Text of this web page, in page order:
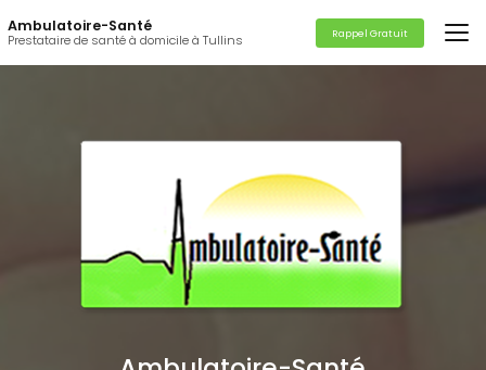
au
contenu
principal
Ambulatoire-Santé
Prestataire de santé à domicile à Tullins Rappel Gratuit